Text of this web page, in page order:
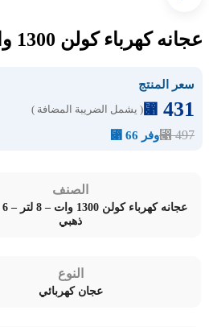
عجانه كهرباء كولن 1300 وات – 8 لتر – 6 سرعات – ذهبي 801113011
سعر المنتج
⃁ 431 ( يشمل الضريبة المضافة )
⃁497 وفر 66 ⃁
الصنف
ذهبي
النوع
عجان كهربائي